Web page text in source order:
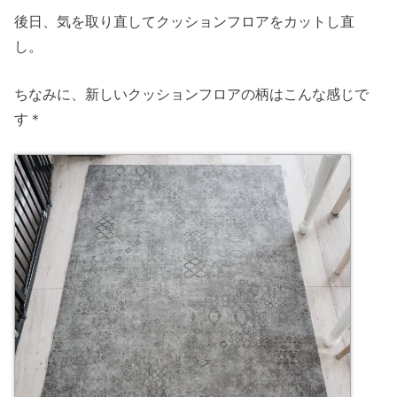
後日、気を取り直してクッションフロアをカットし直
し。
ちなみに、新しいクッションフロアの柄はこんな感じで
す＊